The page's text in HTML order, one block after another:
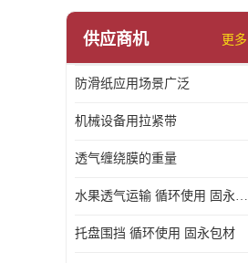
供应商机 更多
防滑纸应用场景广泛
机械设备用拉紧带
透气缠绕膜的重量
水果透气运输 循环使用 固永包材
托盘围挡 循环使用 固永包材